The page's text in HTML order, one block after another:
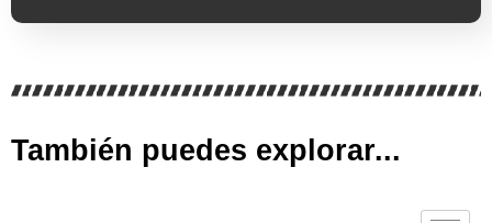
También puedes explorar...